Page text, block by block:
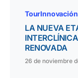
LA NUEVA
RENOVADA
26 de noviembre